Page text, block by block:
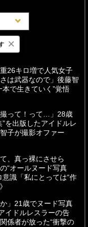
週間
26キロ増で人気女子
は武器なので」後藤智
で生きていく”覚悟
撮って！って…」28歳
を出版したアイドルレ
子が撮影オファー
、真っ裸にさせら
“オールヌード写真
識「私にとっては“作
」21歳でヌード写真
イドルレスラーの告
係者が放った“衝撃の
×